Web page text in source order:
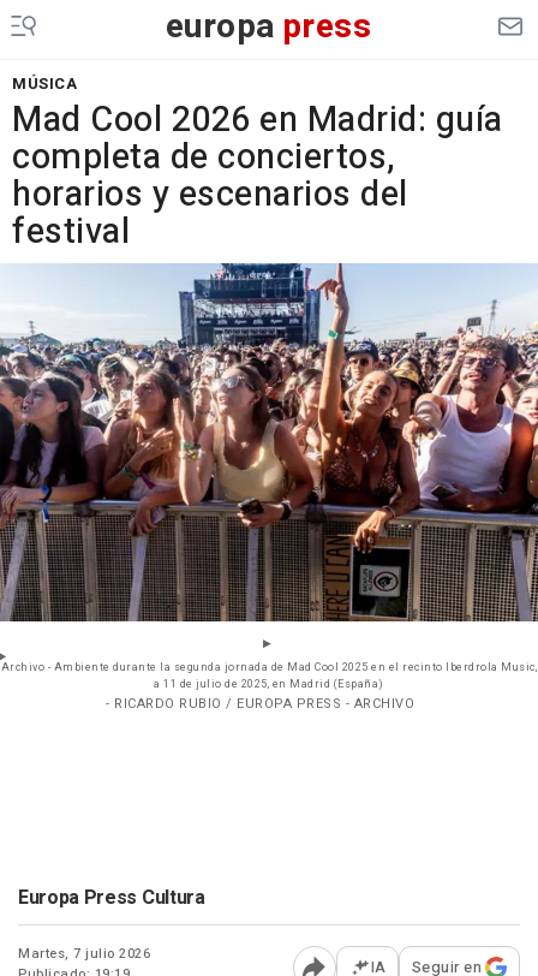
europa press
MÚSICA
Mad Cool 2026 en Madrid: guía
completa de conciertos,
horarios y escenarios del
festival
Archivo - Ambiente durante la segunda jornada de Mad Cool 2025 en el recinto Iberdrola Music,
a 11 de julio de 2025, en Madrid (España)
- RICARDO RUBIO / EUROPA PRESS - ARCHIVO
Europa Press Cultura
Martes, 7 julio 2026
IA Seguir en